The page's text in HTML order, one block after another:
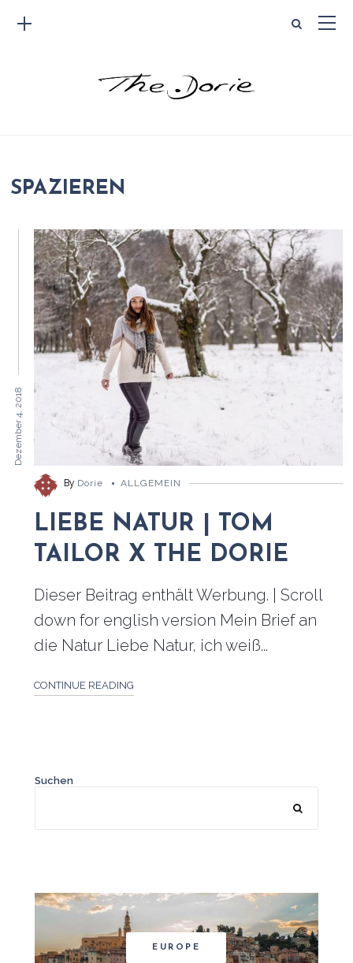
SPAZIEREN
Dezember 4, 2018
By Dorie ALLGEMEIN
LIEBE NATUR | TOM
TAILOR X THE DORIE
Dieser Beitrag enthält Werbung. | Scroll
down for english version Mein Brief an
die Natur Liebe Natur, ich weiß...
CONTINUE READING
Suchen
EUROPE